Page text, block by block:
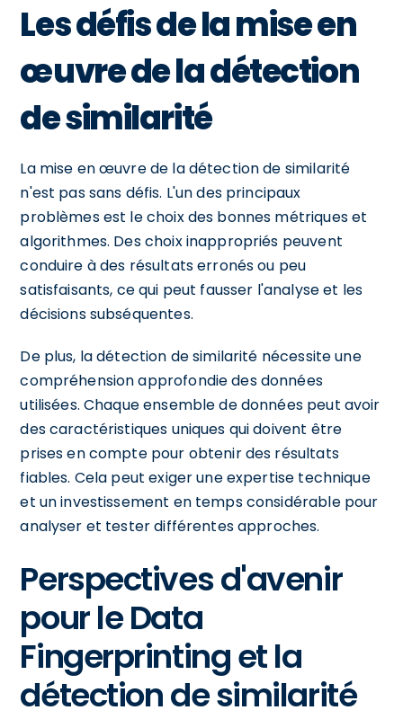
Les défis de la mise en
œuvre de la détection
de similarité
La mise en œuvre de la détection de similarité
n'est pas sans défis. L'un des principaux
problèmes est le choix des bonnes métriques et
algorithmes. Des choix inappropriés peuvent
conduire à des résultats erronés ou peu
satisfaisants, ce qui peut fausser l'analyse et les
décisions subséquentes.
De plus, la détection de similarité nécessite une
compréhension approfondie des données
utilisées. Chaque ensemble de données peut avoir
des caractéristiques uniques qui doivent être
prises en compte pour obtenir des résultats
fiables. Cela peut exiger une expertise technique
et un investissement en temps considérable pour
analyser et tester différentes approches.
Perspectives d'avenir
pour le Data
Fingerprinting et la
détection de similarité